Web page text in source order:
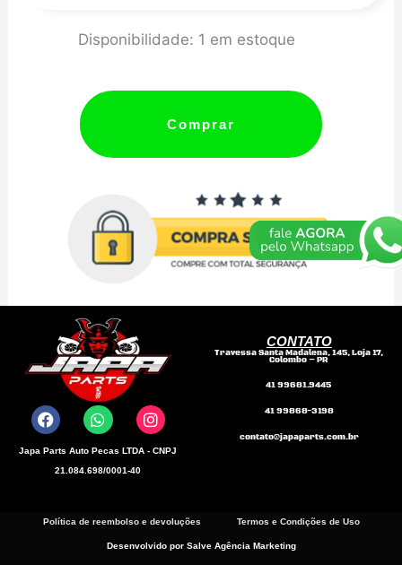
Disponibilidade: 1 em estoque
TERMOSTÁTICA
OPALA
4/6CIL
Comprar
a
c
e
b
W
h
a
t
s
a
n
s
t
a
m
Japa Parts Auto Pecas LTDA - CNPJ
21.084.698/0001-40
CONTATO
Travessa Santa Madalena, 145, Loja 17,
Colombo – PR
41 99681.9445
41 99868-3198
contato@japaparts.com.br
Política de reembolso e devoluções Termos e Condições de Uso
Desenvolvido por Salve Agência Marketing